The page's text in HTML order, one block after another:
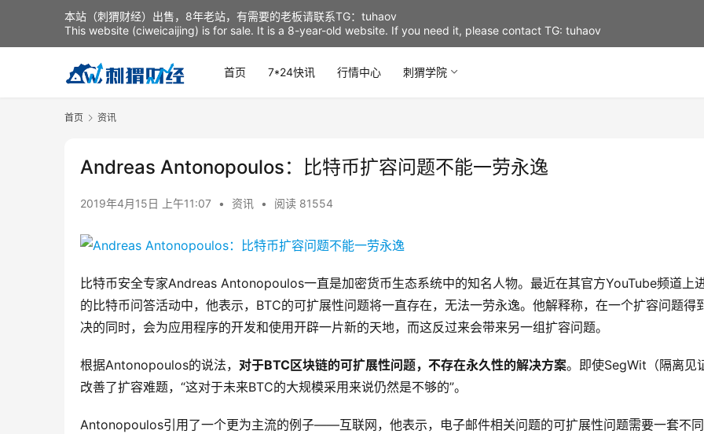
首页 7*24快讯 行情中心 刺猬学院
首页 资讯
Andreas Antonopoulos：比特币扩容问题不能一劳永逸
2019年4月15日 上午11:07 • 资讯 • 阅读 81554
比特币安全专家Andreas Antonopoulos一直是加密货币生态系统中的知名人物。最近在其官方YouTube频道上
的比特币问答活动中，他表示，BTC的可扩展性问题将一直存在，无法一劳永逸。他解释称，在一个扩容问题得
决的同时，会为应用程序的开发和使用开辟一片新的天地，而这反过来会带来另一组扩容问题。
根据Antonopoulos的说法， 对于BTC区块链的可扩展性问题，不存在永久性的解决方案。即使SegWit（隔离见
改善了扩容难题，“这对于未来BTC的大规模采用来说仍然是不够的”。
Antonopoulos引用了一个更为主流的例子——互联网，他表示，电子邮件相关问题的可扩展性问题需要一套不
本站（刺猬财经）出售，8年老站，有需要的老板请联系TG：tuhaov
This website (ciweicaijing) is for sale. It is a 8-year-old website. If you need it, please contact TG: tuhaov